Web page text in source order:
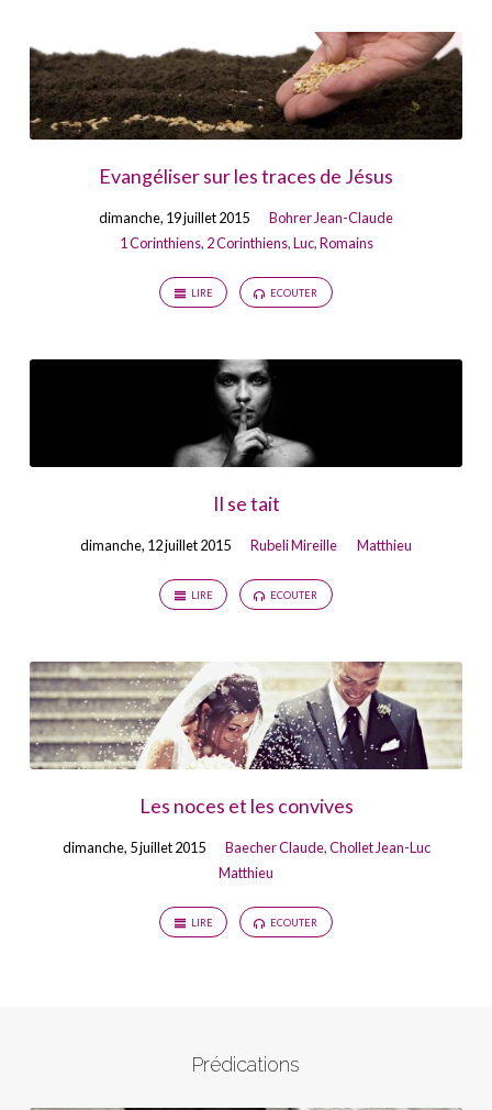
Evangéliser sur les traces de Jésus
dimanche, 19 juillet 2015
Bohrer Jean-Claude
1 Corinthiens, 2 Corinthiens,Luc,Romains
LIRE ECOUTER
Il se tait
dimanche, 12 juillet 2015 Rubeli Mireille Matthieu
LIRE ECOUTER
Les noces et les convives
dimanche, 5 juillet 2015 Baecher Claude,Chollet Jean-Luc
Matthieu
LIRE ECOUTER
Prédications